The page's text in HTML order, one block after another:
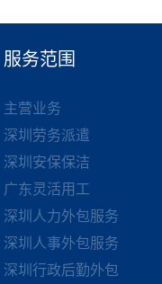
服务范围
主营业务
深圳劳务派遣
深圳安保保洁
广东灵活用工
深圳人力外包服务
深圳人事外包服务
深圳行政后勤外包